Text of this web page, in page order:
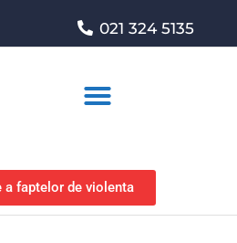
021 324 5135
a faptelor de violenta